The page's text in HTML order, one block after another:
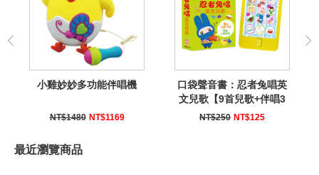
小雞妙妙多功能伴唱機
NT$1480 NT$1169
口袋聲音書：忍者兔唱英
文兒歌【9首兒歌+伴唱3
種打擊樂器】
NT$250 NT$125
最近瀏覽商品